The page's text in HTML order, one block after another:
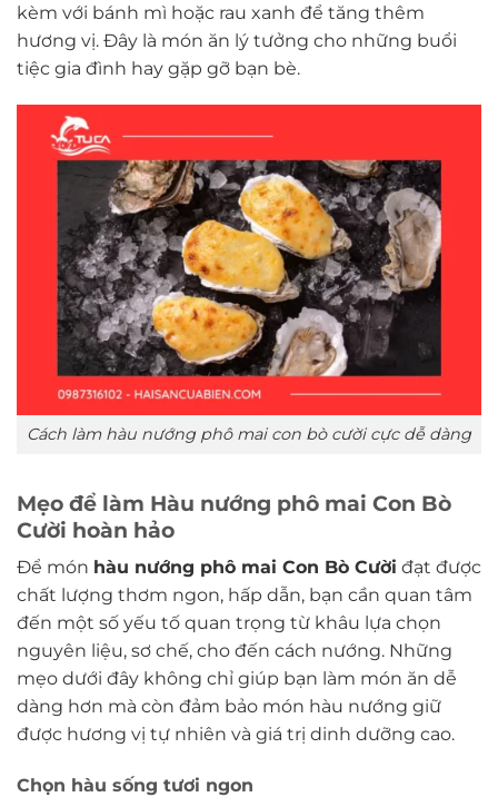
kèm với bánh mì hoặc rau xanh để tăng thêm
hương vị. Đây là món ăn lý tưởng cho những buổi
tiệc gia đình hay gặp gỡ bạn bè.
Cách làm hàu nướng phô mai con bò cười cực dễ dàng
Mẹo để làm Hàu nướng phô mai Con Bò
Cười hoàn hảo
Để món hàu nướng phô mai Con Bò Cười đạt được
chất lượng thơm ngon, hấp dẫn, bạn cần quan tâm
đến một số yếu tố quan trọng từ khâu lựa chọn
nguyên liệu, sơ chế, cho đến cách nướng. Những
mẹo dưới đây không chỉ giúp bạn làm món ăn dễ
dàng hơn mà còn đảm bảo món hàu nướng giữ
được hương vị tự nhiên và giá trị dinh dưỡng cao.
Chọn hàu sống tươi ngon